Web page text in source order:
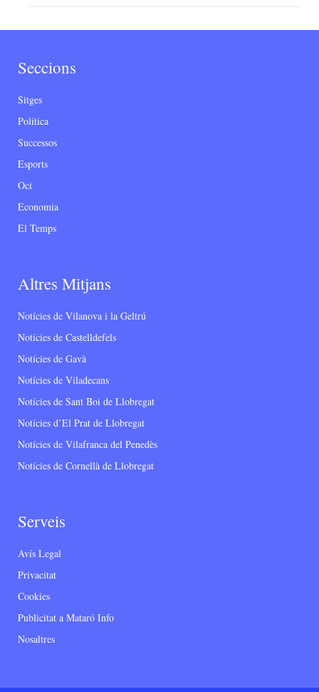
Seccions
Sitges
Política
Successos
Esports
Oci
Economia
El Temps
Altres Mitjans
Notícies de Vilanova i la Geltrú
Notícies de Castelldefels
Notícies de Gavà
Notícies de Viladecans
Notícies de Sant Boi de Llobregat
Notícies d’El Prat de Llobregat
Notícies de Vilafranca del Penedès
Notícies de Cornellà de Llobregat
Serveis
Avís Legal
Privacitat
Cookies
Publicitat a Mataró Info
Nosaltres